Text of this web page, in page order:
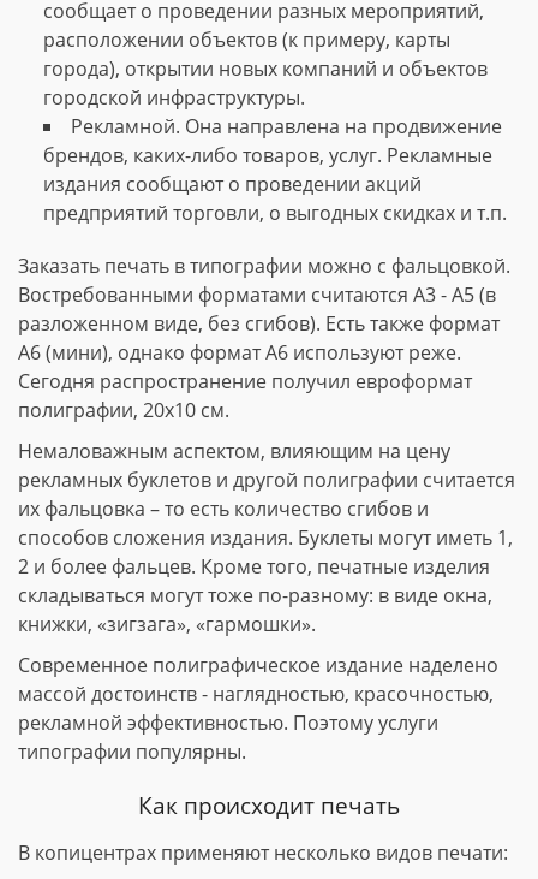
сообщает о проведении разных мероприятий,
расположении объектов (к примеру, карты
города), открытии новых компаний и объектов
городской инфраструктуры.
Рекламной. Она направлена на продвижение
брендов, каких-либо товаров, услуг. Рекламные
издания сообщают о проведении акций
предприятий торговли, о выгодных скидках и т.п.
Заказать печать в типографии можно с фальцовкой.
Востребованными форматами считаются А3 - А5 (в
разложенном виде, без сгибов). Есть также формат
А6 (мини), однако формат А6 используют реже.
Сегодня распространение получил евроформат
полиграфии, 20х10 см.
Немаловажным аспектом, влияющим на цену
рекламных буклетов и другой полиграфии считается
их фальцовка – то есть количество сгибов и
способов сложения издания. Буклеты могут иметь 1,
2 и более фальцев. Кроме того, печатные изделия
складываться могут тоже по-разному: в виде окна,
книжки, «зигзага», «гармошки».
Современное полиграфическое издание наделено
массой достоинств - наглядностью, красочностью,
рекламной эффективностью. Поэтому услуги
типографии популярны.
Как происходит печать
В копицентрах применяют несколько видов печати: